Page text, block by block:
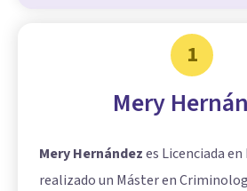
1
Mery
Mery Hernándezes Licenciada
realizado un Máster en